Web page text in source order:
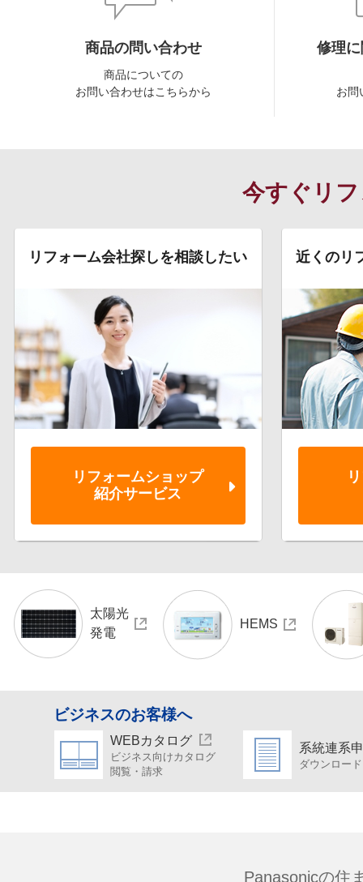
商品の問い合わせ
商品についての
お問い合わせはこちらから
修理
お問
今すぐリ
リフォーム会社探しを相談したい
リフォームショップ
紹介サービス
近くのリ
太陽光
発電
HEMS
ビジネスのお客様へ
WEBカタログ
ビジネス向けカタログ
閲覧・請求
系統連系
ダウンロード
Panasonicの住